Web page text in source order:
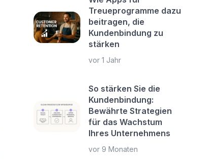
Treueprogramme dazu
beitragen, die
Kundenbindung zu
stärken
vor 1 Jahr
So stärken Sie die
Kundenbindung:
Bewährte Strategien
für das Wachstum
Ihres Unternehmens
vor 9 Monaten